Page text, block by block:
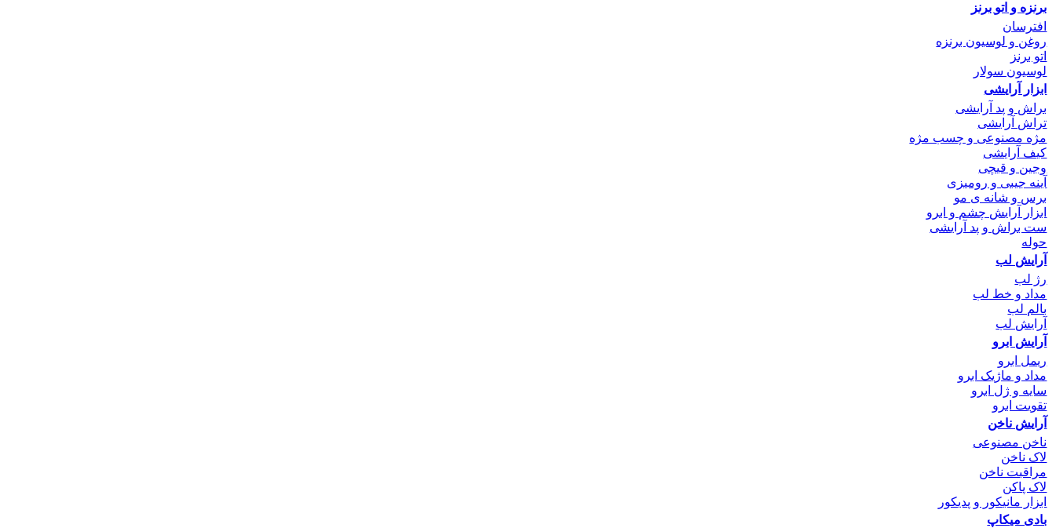
برنزه و اتو برنز
افترسان
روغن و لوسیون برنزه
اتو برنز
لوسیون سولار
ابزار آرایشی
براش و پد آرایشی
تراش آرایشی
مژه مصنوعی و چسب مژه
کیف آرایشی
وجین و قیچی
آینه جیبی و رومیزی
برس و شانه ی مو
ابزار آرایش چشم و ابرو
ست براش و پد آرایشی
حوله
آرایش لب
رژ لب
مداد و خط لب
بالم لب
آرایش لب
آرایش ابرو
ریمل ابرو
مداد و ماژیک ابرو
سایه و ژل ابرو
تقویت ابرو
آرایش ناخن
ناخن مصنوعی
لاک ناخن
مراقبت ناخن
لاک پاکن
ابزار مانیکور و پدیکور
بادی میکاپ